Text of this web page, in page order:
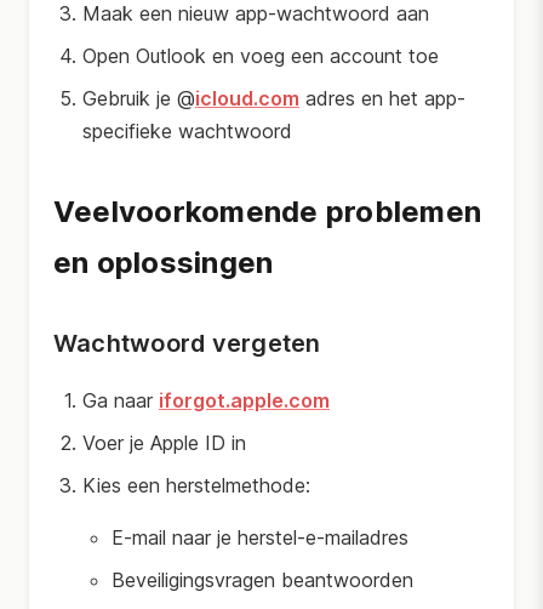
Maak een nieuw app-wachtwoord aan
Open Outlook en voeg een account toe
Gebruik je @icloud.com adres en het app-
specifieke wachtwoord
Veelvoorkomende problemen
en oplossingen
Wachtwoord vergeten
Ga naar iforgot.apple.com
Voer je Apple ID in
Kies een herstelmethode:
E-mail naar je herstel-e-mailadres
Beveiligingsvragen beantwoorden